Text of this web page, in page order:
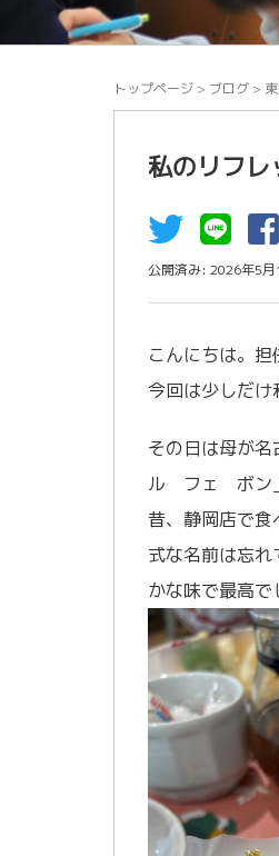
トップページ > ブログ >
私のリフレ
公開済み: 2026年5月
こんにちは。担
今回は少しだけ
その日は母が
ル フェ ボン」
昔、静岡店で
式な名前は忘
かな味で最高で